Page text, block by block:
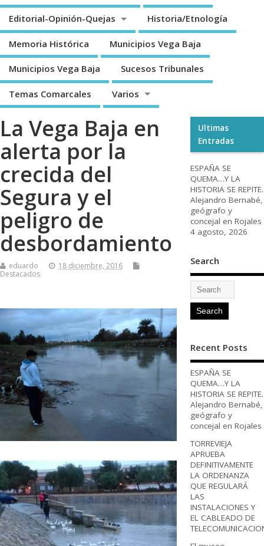
Editorial-Opinión-Quejas Historia/Etnología
Memoria Histórica Municipios Vega Baja
Municipios Vega Baja Sucesos Tribunales
Temas Comarcales Varios
La Vega Baja en
alerta por la
crecida del
Segura y el
peligro de
desbordamiento
eduardo
18 diciembre, 2016
Destacados
Ultimas
Entradas
ESPAÑA SE
QUEMA…Y LA
HISTORIA SE REPITE.
Alejandro Bernabé,
geógrafo y
concejal en Rojales
4 agosto, 2026
Search
Recent Posts
ESPAÑA SE
QUEMA…Y LA
HISTORIA SE REPITE.
Alejandro Bernabé,
geógrafo y
concejal en Rojales
TORREVIEJA
APRUEBA
DEFINITIVAMENTE
LA ORDENANZA
QUE REGULARÁ
LAS
INSTALACIONES Y
EL CABLEADO DE